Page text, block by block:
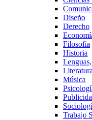
Diseño
Derecho
Filosofía
Historia
Literatura
Música
Trabajo